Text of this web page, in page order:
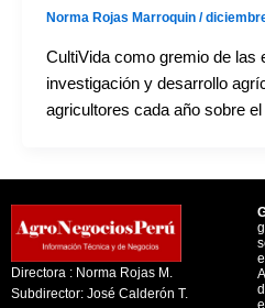
Norma Rojas Marroquin /
CultiVida como gremio de las
investigación y desarrollo
agricultores cada año sobre
Directora : Norma Rojas M.
Subdirector: José Calderón T.